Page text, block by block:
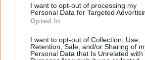
I want to opt-out of processing my
Personal Data for Targeted
Opted In
I want to opt-out of Collection, Use,
Retention, Sale, and/or Sharing of
Personal Data that Is Unrelated with
sembrano interrogarsi per la
differenza tra alici e sardine,
dalle ricerche su Google. Grazie
davvero cambiando l’Italia.